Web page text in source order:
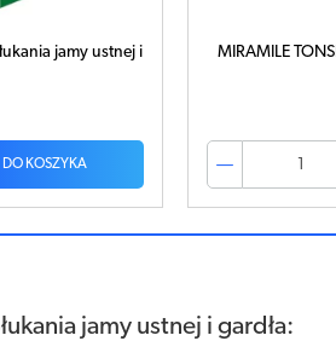
jamy ustnej i
DO KOSZYKA
MIRAMILE
jamy ustnej i gardła: